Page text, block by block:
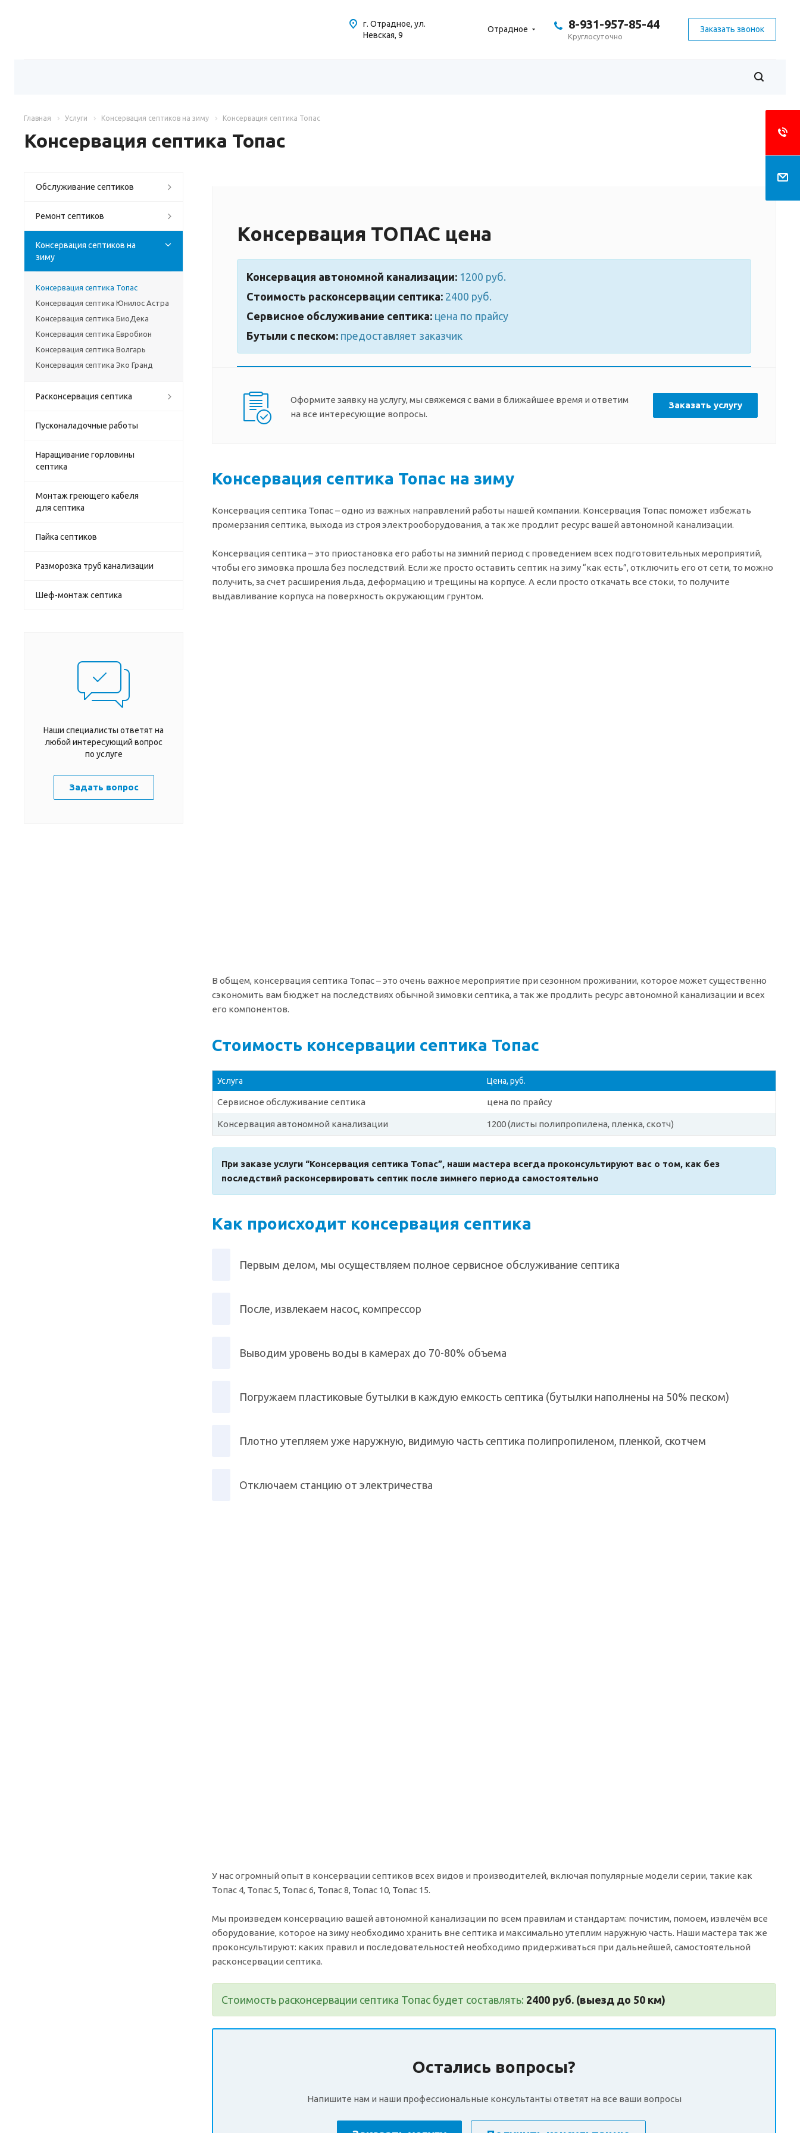
Отрадное 8-931-957-85-44
Круглосуточно
Заказать звонок
г. Отрадное, ул.
Невская, 9
Главная Услуги Консервация септиков на зиму Консервация септика Топас
Консервация септика Топас
Консервация ТОПАС цена
Консервация автономной канализации: 1200 руб.
Стоимость расконсервации септика: 2400 руб.
Сервисное обслуживание септика: цена по прайсу
Бутыли с песком: предоставляет заказчик
Оформите заявку на услугу, мы свяжемся с вами в ближайшее время и ответим
на все интересующие вопросы.
Заказать услугу
Консервация септика Топас на зиму
Консервация септика Топас – одно из важных направлений работы нашей компании. Консервация Топас поможет избежать
промерзания септика, выхода из строя электрооборудования, а так же продлит ресурс вашей автономной канализации.
Консервация септика – это приостановка его работы на зимний период с проведением всех подготовительных мероприятий,
чтобы его зимовка прошла без последствий. Если же просто оставить септик на зиму “как есть”, отключить его от сети, то можно
получить, за счет расширения льда, деформацию и трещины на корпусе. А если просто откачать все стоки, то получите
выдавливание корпуса на поверхность окружающим грунтом.
В общем, консервация септика Топас – это очень важное мероприятие при сезонном проживании, которое может существенно
сэкономить вам бюджет на последствиях обычной зимовки септика, а так же продлить ресурс автономной канализации и всех
его компонентов.
Стоимость консервации септика Топас
Услуга Цена, руб.
Сервисное обслуживание септика цена по прайсу
Консервация автономной канализации 1200 (листы полипропилена, пленка, скотч)
При заказе услуги “Консервация септика Топас”, наши мастера всегда проконсультируют вас о том, как без
последствий расконсервировать септик после зимнего периода самостоятельно
Как происходит консервация септика
Первым делом, мы осуществляем полное сервисное обслуживание септика
После, извлекаем насос, компрессор
Выводим уровень воды в камерах до 70-80% объема
Погружаем пластиковые бутылки в каждую емкость септика (бутылки наполнены на 50% песком)
Плотно утепляем уже наружную, видимую часть септика полипропиленом, пленкой, скотчем
Отключаем станцию от электричества
У нас огромный опыт в консервации септиков всех видов и производителей, включая популярные модели серии, такие как
Топас 4, Топас 5, Топас 6, Топас 8, Топас 10, Топас 15.
Мы произведем консервацию вашей автономной канализации по всем правилам и стандартам: почистим, помоем, извлечём все
оборудование, которое на зиму необходимо хранить вне септика и максимально утеплим наружную часть. Наши мастера так же
проконсультируют: каких правил и последовательностей необходимо придерживаться при дальнейшей, самостоятельной
расконсервации септика.
Стоимость расконсервации септика Топас будет составлять: 2400 руб. (выезд до 50 км)
Остались вопросы?
Напишите нам и наши профессиональные консультанты ответят на все ваши вопросы
Обслуживание септиков
Ремонт септиков
Консервация септиков на
зиму
Консервация септика Топас
Консервация септика Юнилос Астра
Консервация септика БиоДека
Консервация септика Евробион
Консервация септика Волгарь
Консервация септика Эко Гранд
Расконсервация септика
Пусконаладочные работы
Наращивание горловины
септика
Монтаж греющего кабеля
для септика
Пайка септиков
Разморозка труб канализации
Шеф-монтаж септика
Наши специалисты ответят на
любой интересующий вопрос
по услуге
Задать вопрос